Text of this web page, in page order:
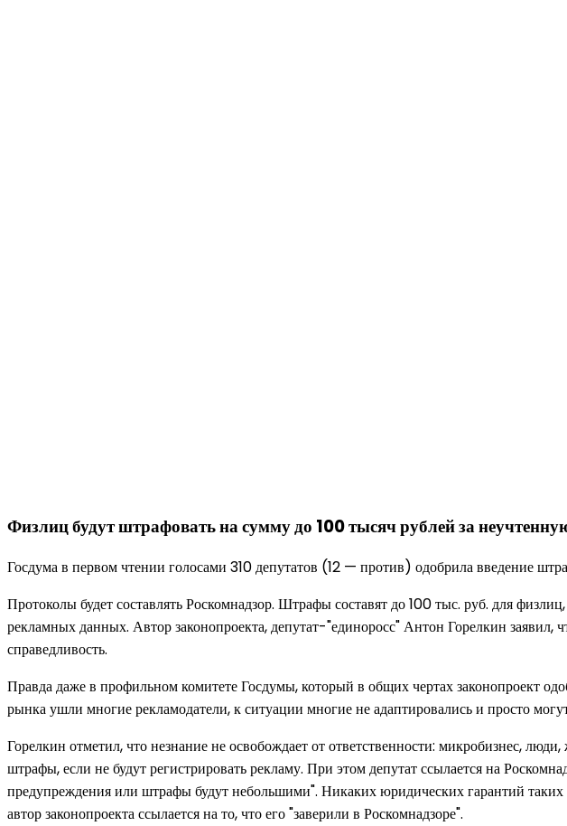
Физлиц будут штрафовать на сумму до 100 тысяч рублей за
Госдума в первом чтении голосами 310 депутатов (12 — против) одобрила введение
Протоколы будет составлять Роскомнадзор. Штрафы составят до 100 тыс. руб. для
рекламных данных. Автор законопроекта, депутат-"единоросс" Антон Горелкин
справедливость.
Правда даже в профильном комитете Госдумы, который в общих чертах законопроект
рынка ушли многие рекламодатели, к ситуации многие не адаптировались и просто
Горелкин отметил, что незнание не освобождает от ответственности: микробизнес,
штрафы, если не будут регистрировать рекламу. При этом депутат ссылается на
предупреждения или штрафы будут небольшими". Никаких юридических гарантий
автор законопроекта ссылается на то, что его "заверили в Роскомнадзоре".